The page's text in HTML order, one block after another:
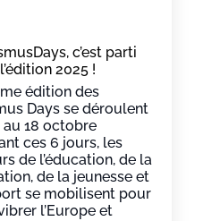
c’est parti
2025 !
édition des
Days se déroulent
au 18 octobre
ces 6 jours, les
de l’éducation, de la
de la jeunesse et
se mobilisent pour
l’Europe et